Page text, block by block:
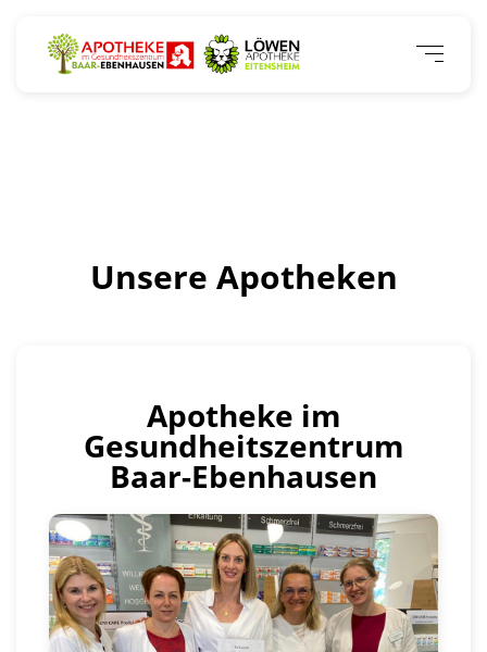
Unsere Apotheken
Apotheke im
Gesundheitszentrum
Baar-Ebenhausen